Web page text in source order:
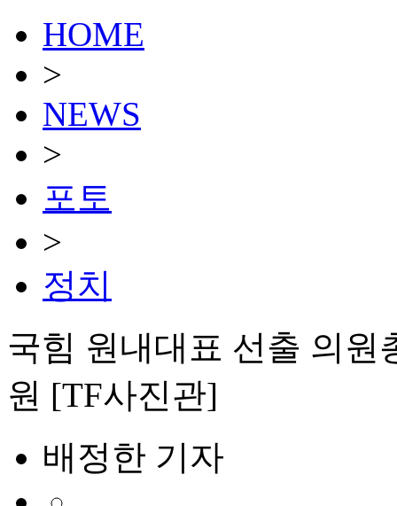
HOME
>
NEWS
>
포토
>
정치
국힘 원내대표 선출 의원
원 [TF사진관]
배정한 기자